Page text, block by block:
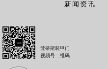
新闻资讯
梵蒂斯装甲门
视频号二维码